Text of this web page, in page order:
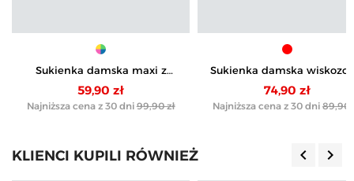
Sukienka damska maxi z
wiskozy z kopertowym
dekoltem
59,90 zł
Najniższa cena z 30 dni 99,90 zł
Sukienka damska
midi z krótkim rękawem
kimono
74,90 zł
Najniższa cena z 30 dni 89,90
KLIENCI KUPILI RÓWNIEŻ keyboard_arrow_left keyboard_arrow_right